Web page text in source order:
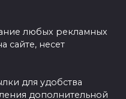
любых рекламных
сайте, несет
для удобства
дополнительной